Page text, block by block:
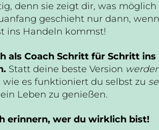
denn sie zeigt dir, was möglich
geschieht nur dann,
ins Handeln kommst!
als Coach Schritt für Schritt ins
Statt deine beste Version
wie es funktioniert du selbst zu
Leben zu genießen.
erinnern, wer du wirklich bist!